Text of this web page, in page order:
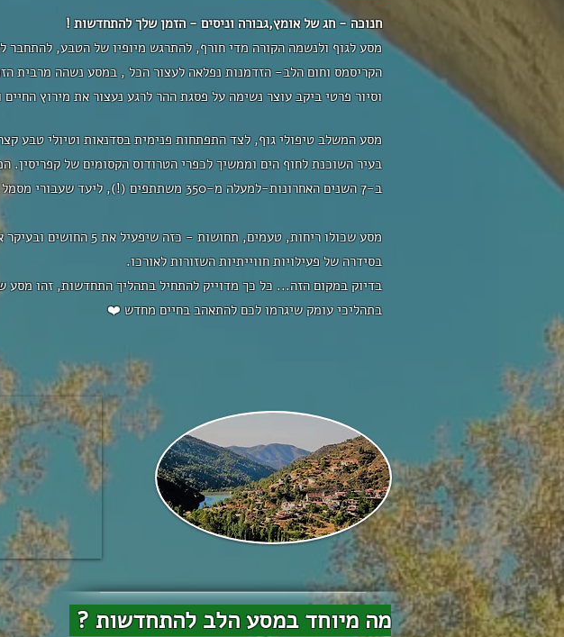
חנוכה - חג של אומץ,גבורה וניסים - הזמן שלך להתחדשות !
מסע לגוף ולנשמה הקורה מדי חורף, להתרגש מיופיו של הטבע,
הקריסמס וחום הלב- הזדמנות נפלאה לעצור הכל , במסע נשהה מרבית
וסיור פרטי ביקב עוצר נשימה על פסגת ההר לרגע נעצור את מירוץ
מסע המשלב טיפולי גוף, לצד התפתחות פנימית בסדנאות וטיולי טבע
ב-7 השנים האחרונות-למעלה מ-350 משתתפים (!), ליעד שעבורי מסמל כבר בית, יעד בראשיתי אליו הגיעו וחזרו משתתפים שוב ושוב...
מסע שכולו ריחות,
בסידרה של פעילויות חווייתיות השזורות לאורכו.
בדיוק במקום הזה... כל כך מדוייק להתחיל בתהליך התחדשות, זהו
בתהליכי עומק שיגרמו לכם להתאהב בחיים מחדש ❤️
מה מיוחד במסע הלב להתחדשות ?